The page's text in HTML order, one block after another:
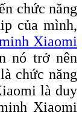
chức năng
của mình,
Xiaomi
nó trở nên
chức năng
là duy
Xiaomi